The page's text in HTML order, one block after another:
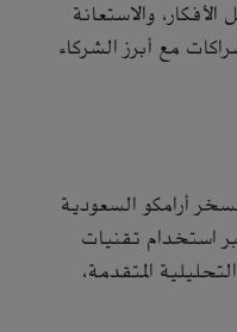
والاستعانة
مع أبرز الشركاء
أرامكو السعودية
استخدام تقنيات
المتقدمة،